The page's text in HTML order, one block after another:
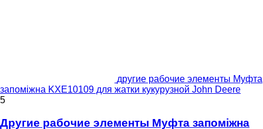
другие рабочие элементы Муфта
запоміжна KXE10109 для жатки кукурузной John Deere
5
Другие рабочие элементы Муфта запоміжна